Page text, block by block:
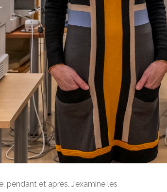
pendant et après. J’examine les